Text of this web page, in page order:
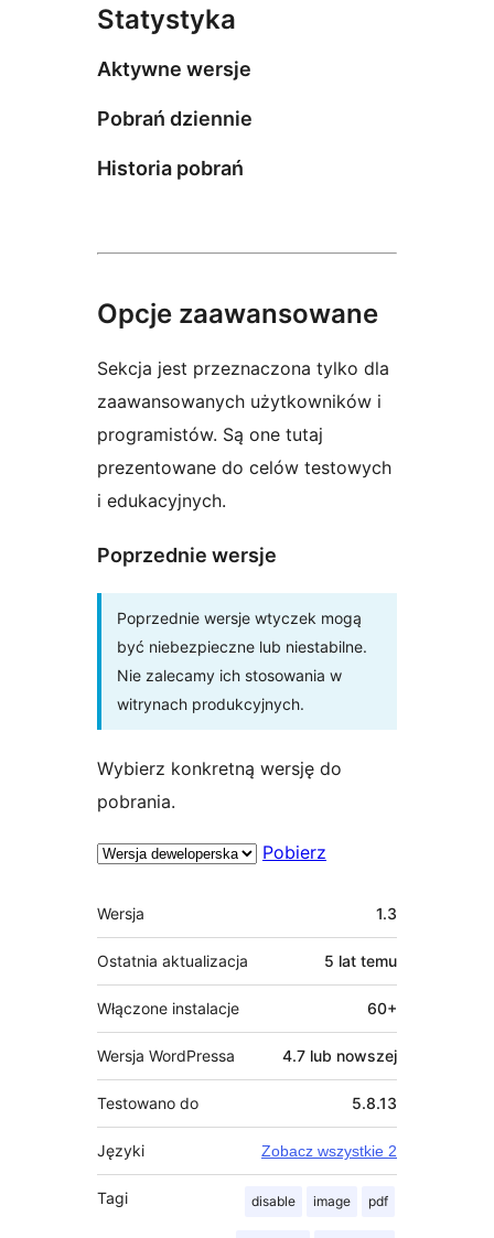
Statystyka
Aktywne wersje
Pobrań dziennie
Historia pobrań
Opcje zaawansowane
Sekcja jest przeznaczona tylko dla
zaawansowanych użytkowników i
programistów. Są one tutaj
prezentowane do celów testowych
i edukacyjnych.
Poprzednie wersje
Poprzednie wersje wtyczek mogą
być niebezpieczne lub niestabilne.
Nie zalecamy ich stosowania w
witrynach produkcyjnych.
Wybierz konkretną wersję do
pobrania.
Pobierz
Meta
Wersja 1.3
Ostatnia aktualizacja 5 lat temu
Włączone instalacje 60+
Wersja WordPressa 4.7 lub nowszej
Testowano do 5.8.13
Języki Zobacz wszystkie 2
Tagi disable image pdf